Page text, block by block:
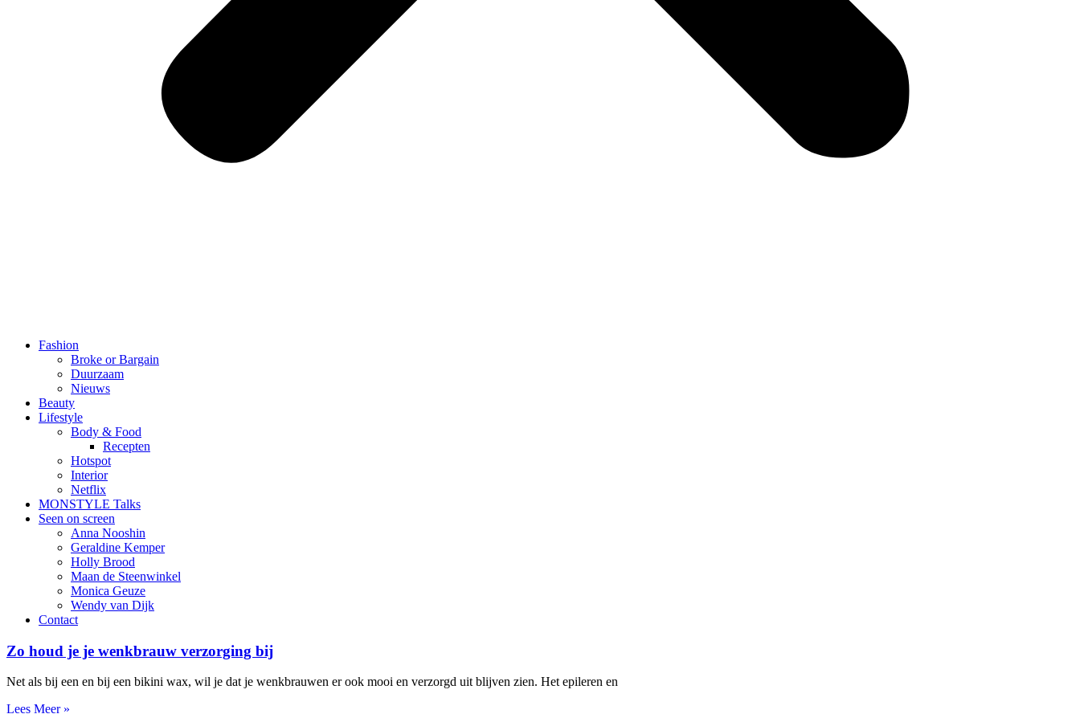
Fashion
Broke or Bargain
Duurzaam
Nieuws
Beauty
Lifestyle
Body & Food
Recepten
Hotspot
Interior
Netflix
MONSTYLE Talks
Seen on screen
Anna Nooshin
Geraldine Kemper
Holly Brood
Maan de Steenwinkel
Monica Geuze
Wendy van Dijk
Contact
Zo houd je je wenkbrauw verzorging bij
Net als bij een en bij een bikini wax, wil je dat je wenkbrauwen er ook mooi en verzorgd uit blijven zien. Het epileren en
Lees Meer »